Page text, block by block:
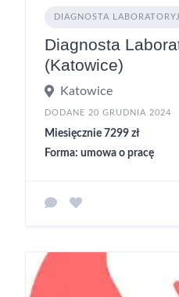
DIAGNOSTA
Diagnosta
(Katowice)
Katowice
DODANE 20 GRUDNIA 2024
Miesięcznie 7299 zł
Forma: umowa o pracę